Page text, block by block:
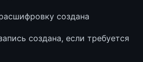
создана
создана, если требуется